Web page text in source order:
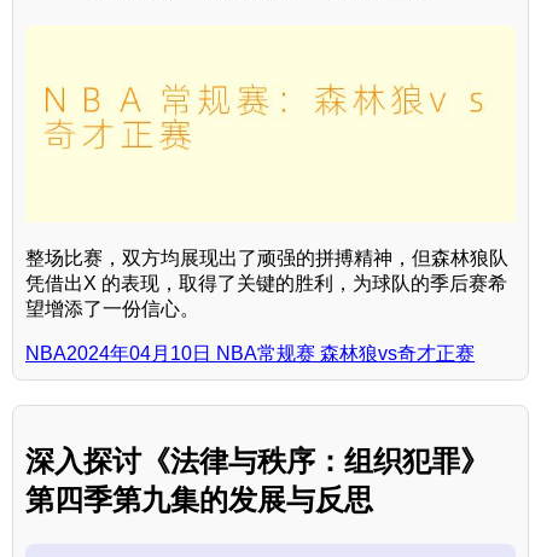
整场比赛，双方均展现出了顽强的拼搏精神，但森林狼队
凭借出X 的表现，取得了关键的胜利，为球队的季后赛希
望增添了一份信心。
NBA2024年04月10日 NBA常规赛 森林狼vs奇才正赛
深入探讨《法律与秩序：组织犯罪》
第四季第九集的发展与反思